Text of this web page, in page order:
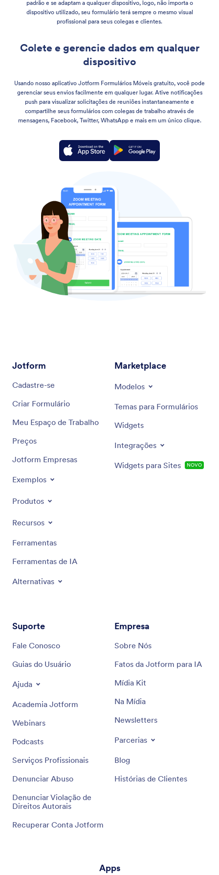
padrão e se adaptam a qualquer dispositivo, logo, não importa o
dispositivo utilizado, seu formulário terá sempre o mesmo visual
profissional para seus colegas e clientes.
Colete e gerencie dados em qualquer
dispositivo
Usando nosso aplicativo Jotform Formulários Móveis gratuito, você pode
gerenciar seus envios facilmente em qualquer lugar. Ative notificações
push para visualizar solicitações de reuniões instantaneamente e
compartilhe seus formulários com colegas de trabalho através de
mensagens, Facebook, Twitter, WhatsApp e mais em um único clique.
Jotform
Cadastre-se
Criar Formulário
Meu Espaço de Trabalho
Preços
Jotform Empresas
Exemplos
Produtos
Recursos
Ferramentas
Ferramentas de IA
Alternativas
Marketplace
Modelos
Temas para Formulários
Widgets
Integrações
Widgets para Sites NOVO
Suporte
Fale Conosco
Guias do Usuário
Ajuda
Academia Jotform
Webinars
Podcasts
Serviços Profissionais
Denunciar Abuso
Denunciar Violação de
Direitos Autorais
Recuperar Conta Jotform
Empresa
Sobre Nós
Fatos da Jotform para IA
Mídia Kit
Na Mídia
Newsletters
Parcerias
Blog
Histórias de Clientes
Apps